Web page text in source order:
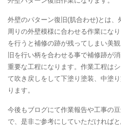
外壁のパターン復旧(肌合わせ)とは
周りの外壁模様に合わせる作業にな
を行うと補修の跡が残ってしまい美
旧を行い柄を合わせる事で補修跡が
重要な工程になります。作業工程は
て吹き戻しをして下塗り塗装、中塗
ります。
今後もブログにて作業報告や工事の
で、是非ご参考にしていただければと